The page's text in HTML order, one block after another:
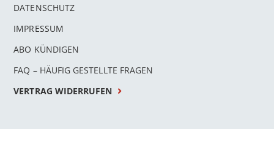
DATENSCHUTZ
IMPRESSUM
ABO KÜNDIGEN
FAQ – HÄUFIG GESTELLTE FRAGEN
VERTRAG WIDERRUFEN